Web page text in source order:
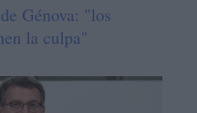
Génova: "los
la culpa"